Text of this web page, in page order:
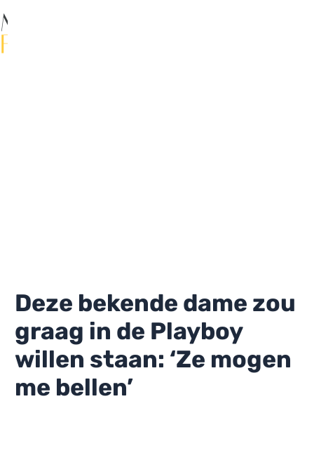
naar
de
Deze bekende dame zou
graag in de Playboy
willen staan: ‘Ze mogen
me bellen’